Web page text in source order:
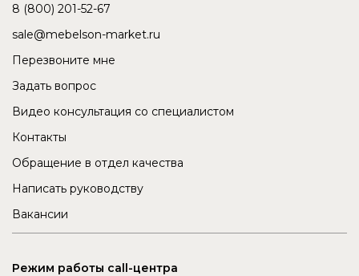
8 (800) 201-52-67
sale@mebelson-market.ru
Перезвоните мне
Задать вопрос
Видео консультация со специалистом
Контакты
Обращение в отдел качества
Написать руководству
Вакансии
Режим работы call-центра